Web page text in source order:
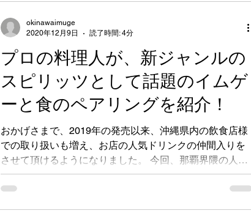
プロの料理人が、新ジャンルの
スピリッツとして話題のイムゲ
ーと食のペアリングを紹介！
おかげさまで、2019年の発売以来、沖縄県内の飲食店様
での取り扱いも増え、お店の人気ドリンクの仲間入りを
させて頂けるようになりました。 今回、那覇界隈の人気
店の料理人さん達にIMUGE.（イムゲー）と相性の良いオ
ススメのお料理を作っていただきました。...
okinawaimuge
2020年12月9日
読了時間: 4分